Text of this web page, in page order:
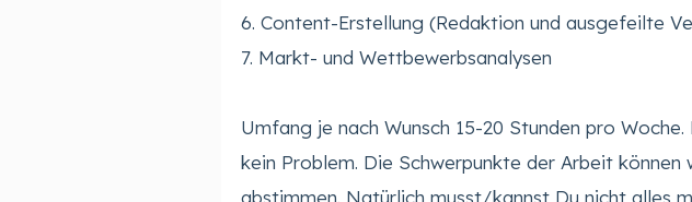
6. Content-Erstellung (Redaktion und ausgefeilte
7. Markt- und Wettbewerbsanalysen
Umfang je nach Wunsch 15-20 Stunden pro
kein Problem. Die Schwerpunkte der Arbeit können
abstimmen. Natürlich musst/kannst Du nicht alles